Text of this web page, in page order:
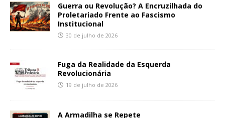
Guerra ou Revolução? A Encruzilhada do
Proletariado Frente ao Fascismo
Institucional
30 de julho de 2026
Fuga da Realidade da Esquerda
Revolucionária
19 de julho de 2026
A Armadilha se Repete